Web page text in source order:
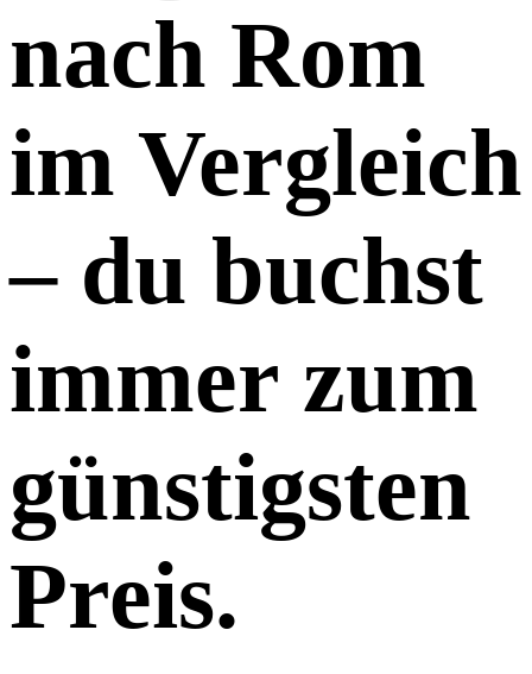
nach Rom
im Vergleich
– du buchst
immer zum
günstigsten
Preis.